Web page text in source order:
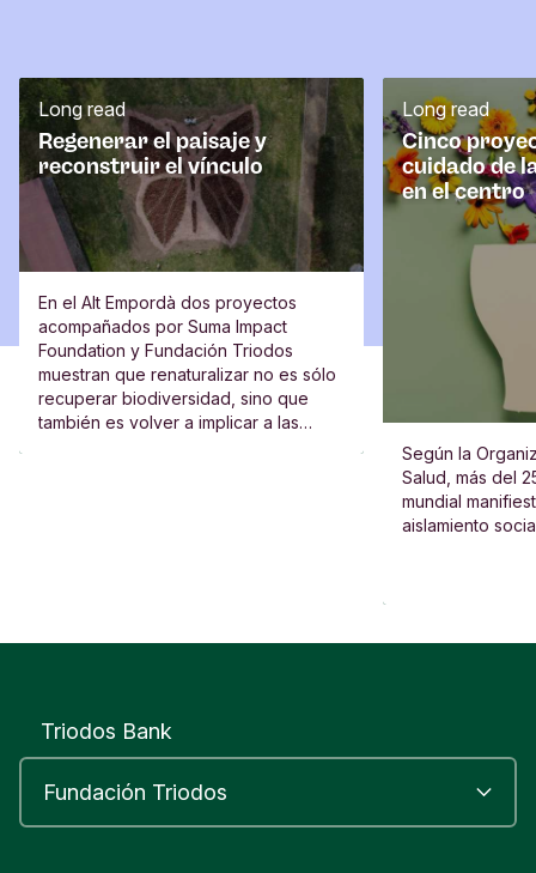
Regenerar el paisaje y
reconstruir el vínculo
Long read
En el Alt Empordà dos proyectos
acompañados por Suma Impact
Foundation y Fundación Triodos
muestran que renaturalizar no es sólo
recuperar biodiversidad, sino que
también es volver a implicar a las
Cinco
cuidado de
en el centro
Long read
Según la
Salud, más del
mundial
aislamiento
Triodos Bank